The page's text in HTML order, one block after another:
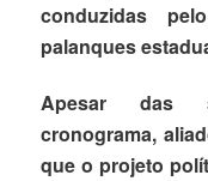
conduzidas
palanques
Apesar das
cronograma,
que o projeto